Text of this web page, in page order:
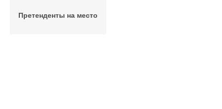
Претенденты на место